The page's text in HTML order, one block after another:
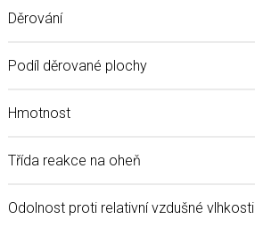
Děrování
Podíl děrované plochy
Hmotnost
Třída reakce na oheň
Odolnost proti relativní vzdušné vlhkosti